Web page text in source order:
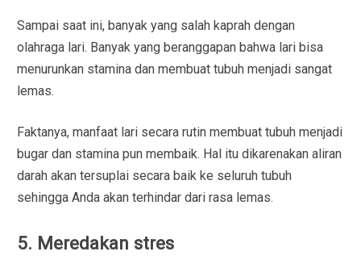
Sampai saat ini, banyak yang salah kaprah dengan
olahraga lari. Banyak yang beranggapan bahwa lari bisa
menurunkan stamina dan membuat tubuh menjadi sangat
lemas.
Faktanya, manfaat lari secara rutin membuat tubuh menjadi
bugar dan stamina pun membaik. Hal itu dikarenakan aliran
darah akan tersuplai secara baik ke seluruh tubuh
sehingga Anda akan terhindar dari rasa lemas.
5. Meredakan stres